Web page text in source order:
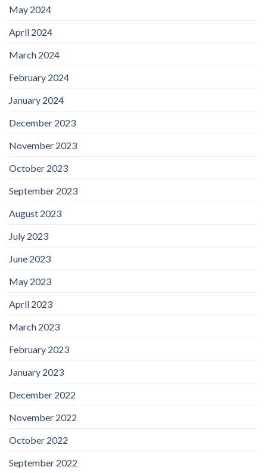
May 2024
April 2024
March 2024
February 2024
January 2024
December 2023
November 2023
October 2023
September 2023
August 2023
July 2023
June 2023
May 2023
April 2023
March 2023
February 2023
January 2023
December 2022
November 2022
October 2022
September 2022